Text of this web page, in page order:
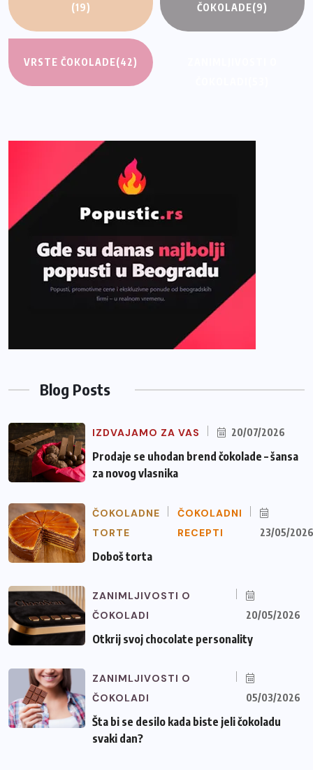
(19) ČOKOLADE(9)
VRSTE ČOKOLADE(42)
Blog Posts
IZDVAJAMO ZA VAS 20/07/2026
Prodaje se uhodan brend čokolade – šansa
za novog vlasnika
ČOKOLADNE
TORTE
ČOKOLADNI
RECEPTI
23/05/2026
Doboš torta
ZANIMLJIVOSTI O
ČOKOLADI
20/05/2026
Otkrij svoj chocolate personality
ZANIMLJIVOSTI O
ČOKOLADI
05/03/2026
Šta bi se desilo kada biste jeli čokoladu
svaki dan?